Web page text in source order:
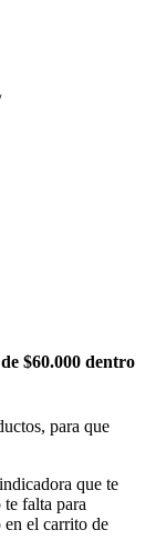
$60.000 dentro
para que
que te
falta para
el carrito de